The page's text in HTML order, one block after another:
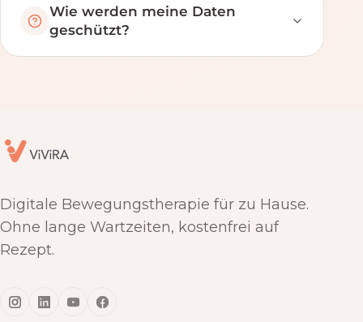
Wie werden meine Daten
geschützt?
Digitale Bewegungstherapie für zu Hause.
Ohne lange Wartzeiten, kostenfrei auf
Rezept.